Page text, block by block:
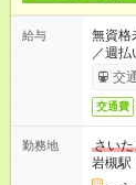
給与
無資
／週
了次
交
交通費
勤務地
さい
岩槻駅